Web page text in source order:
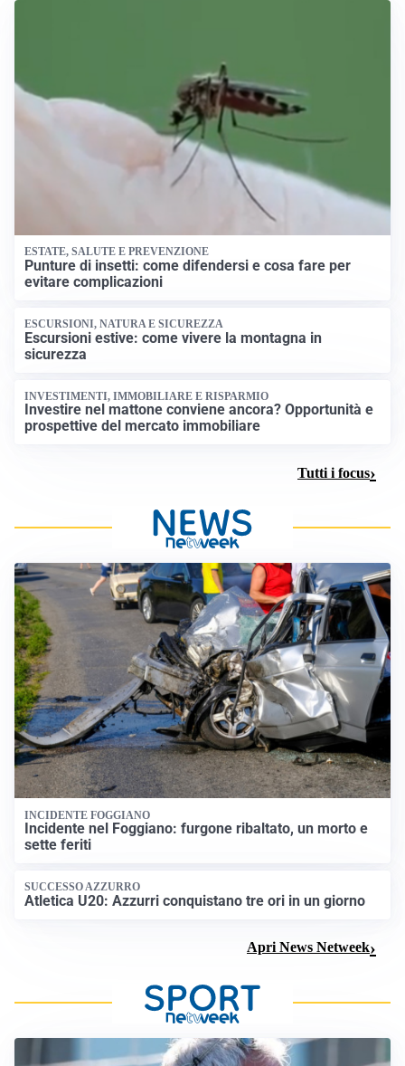
ESTATE, SALUTE E PREVENZIONE
Punture di insetti: come difendersi e cosa fare per
evitare complicazioni
ESCURSIONI, NATURA E SICUREZZA
Escursioni estive: come vivere la montagna in
sicurezza
INVESTIMENTI, IMMOBILIARE E RISPARMIO
Investire nel mattone conviene ancora? Opportunità e
prospettive del mercato immobiliare
Tutti i focus
INCIDENTE FOGGIANO
Incidente nel Foggiano: furgone ribaltato, un morto e
sette feriti
SUCCESSO AZZURRO
Atletica U20: Azzurri conquistano tre ori in un giorno
Apri News Netweek